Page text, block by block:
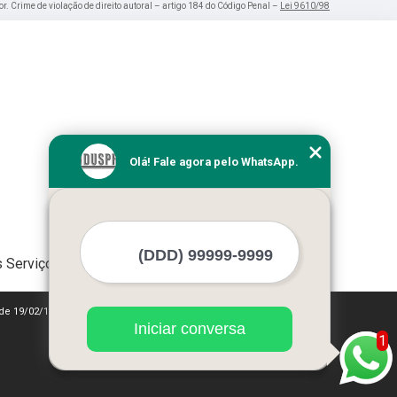
Crime de violação de direito autoral – artigo 184 do Código Penal – Lei 9610/98
19/02/1998)
1
Olá! Fale agora pelo WhatsApp.
Iniciar conversa